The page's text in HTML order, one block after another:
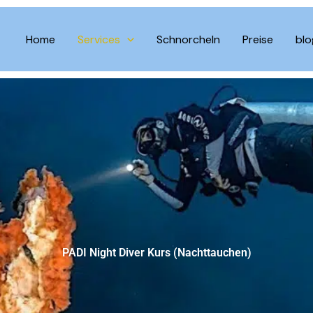
Home Services Schnorcheln Preise
PADI Night Diver Kurs (Nachttauchen)